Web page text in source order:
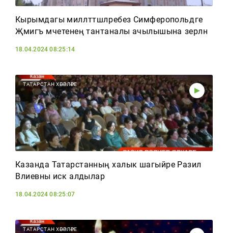
Кырымдагы милләттәшләребез Симферопольдәге
Җәмигъ мәчетенең тантаналы ачылышына әзерләнә
18.04.2024 08:25:14
ТАТАРСТАН ХӘБӘРЛӘРЕ
Казанда Татарстанның халык шагыйре Разил
Вәлиевны искә алдылар
18.04.2024 08:25:07
ТАТАРСТАН ХӘБӘРЛӘРЕ